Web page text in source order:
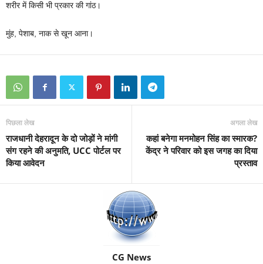
शरीर में किसी भी प्रकार की गांठ।
मुंह, पेशाब, नाक से खून आना।
पिछला लेख
राजधानी देहरादून के दो जोड़ों ने मांगी
संग रहने की अनुमति, UCC पोर्टल पर
किया आवेदन
अगला लेख
कहां बनेगा मनमोहन सिंह का स्मारक?
केंद्र ने परिवार को इस जगह का दिया
प्रस्ताव
CG News